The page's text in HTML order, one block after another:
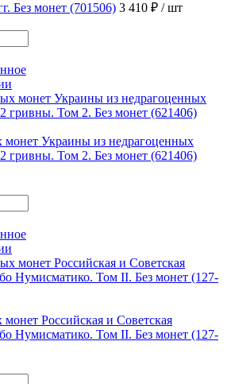
Без монет (701506) 3 410 ₽ / шт
монет Украины из недрагоценных
гривны. Том 2. Без монет (621406)
Российская и Советская
Нумисматико. Том II. Без монет (127-